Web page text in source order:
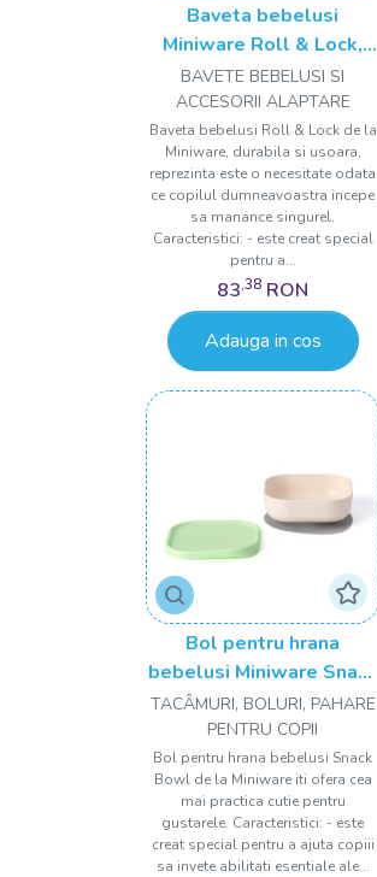
Baveta bebelusi
Miniware Roll & Lock,
100% din silicon
alimentar, Grey
BAVETE BEBELUSI SI
ACCESORII ALAPTARE
Baveta bebelusi Roll & Lock de la
Miniware, durabila si usoara,
reprezinta este o necesitate odata
ce copilul dumneavoastra incepe
sa manance singurel.
Caracteristici: - este creat special
pentru a...
83,38 RON
Adauga in cos
Bol pentru hrana
bebelusi Miniware Snack
Bowl, 100% din
materiale naturale
biodegradabile,
Vanilla/Key Lime
TACÂMURI, BOLURI, PAHARE
PENTRU COPII
Bol pentru hrana bebelusi Snack
Bowl de la Miniware iti ofera cea
mai practica cutie pentru
gustarele. Caracteristici: - este
creat special pentru a ajuta copiii
sa invete abilitati esentiale ale...